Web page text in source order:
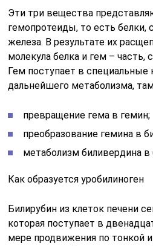
Эти три вещества
гемопротеиды, то есть
железа. В результате их
молекула белка и гем – часть,
Гем поступает в специальные
дальнейшего метаболизма,
превращение гема в гемин;
преобразование гемина в
метаболизм биливердина в
Как образуется уробилиноген
Билирубин из клеток печени
которая поступает в
мере продвижения по тонкой